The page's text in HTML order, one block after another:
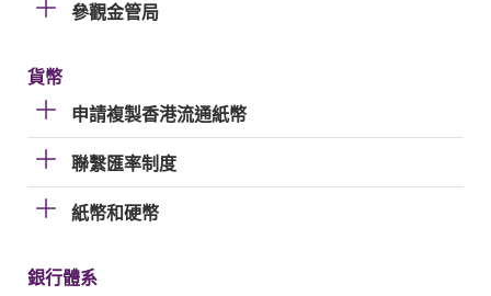
參觀金管局
貨幣
申請複製香港流通紙幣
聯繫匯率制度
紙幣和硬幣
銀行體系